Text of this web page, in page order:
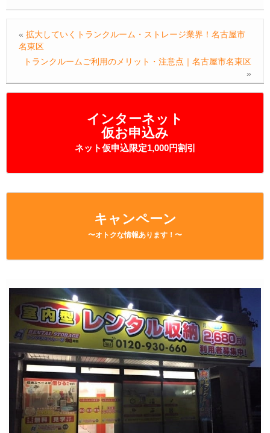
インターネット
仮お申込み
ネット仮申込限定1,000円割引
キャンペーン
〜オトクな情報あります！〜
« 拡大していくトランクルーム・ストレージ業界！名古屋市
名東区
トランクルームご利用のメリット・注意点｜名古屋市名東区
»